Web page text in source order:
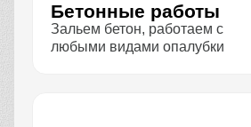
Бетонные работы
Зальем бетон, работаем с
любыми видами опалубки